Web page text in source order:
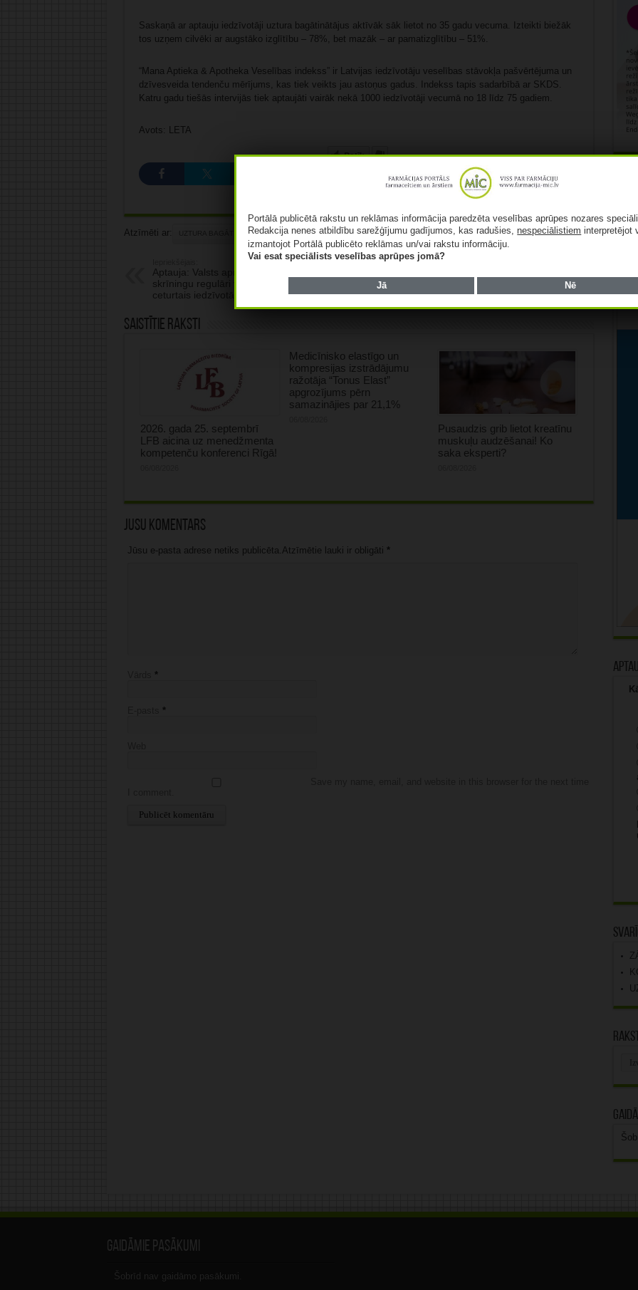
Saskaņā ar aptauju iedzīvotāji uztura bagātinātājus aktīvāk sāk lietot no 35 gadu vecuma. Izteikti biežāk
tos uzņem cilvēki ar augstāko izglītību – 78%, bet mazāk – ar pamatizglītību – 51%.
“Mana Aptieka & Apotheka Veselības indekss” ir Latvijas iedzīvotāju veselības stāvokļa pašvērtējuma un
dzīvesveida tendenču mērījums, kas tiek veikts jau astoņus gadus. Indekss tapis sadarbībā ar SKDS.
Katru gadu tiešās intervijās tiek aptaujāti vairāk nekā 1000 iedzīvotāji vecumā no 18 līdz 75 gadiem.
Avots: LETA
Patīk
Atzīmēti ar: UZTURA BAGĀTINĀTĀJI
Aptauja: Valsts apmaksāto vēža
skrīningu regulāri veic vien katrs
ceturtais iedzīvotājs
informāciju
Saistītie raksti
2026. gada 25. septembrī
LFB aicina uz menedžmenta
kompetenču konferenci Rīgā!
Medicīnisko elastīgo un
kompresijas izstrādājumu
ražotāja “Tonus Elast”
apgrozījums pērn
samazinājies par 21,1%
Pusaudzis grib lietot kreatīnu
muskuļu audzēšanai! Ko
saka eksperti?
Jūsu komentārs
Jūsu e-pasta adrese netiks publicēta.Atzīmētie lauki ir obligāti *
*
*
Gaidāmie pasākumi
Šobrīd nav gaidāmo pasākumi.
Portālā publicētā rakstu un reklāmas informācija paredzēta veselības aprūpes nozares
Redakcija nenes atbildību sarežģījumu gadījumos, kas radušies,nespeciālistiem interpretējot
izmantojot Portālā publicēto reklāmas un/vai rakstu informāciju.
Vai esat speciālists veselības aprūpes jomā?
Jā Nē